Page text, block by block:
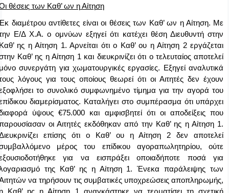
θέσεις των Καθ’ ων η Αίτηση
Εκ διαμέτρου αντίθετες είναι οι θέσεις των Καθ’ ων η Αίτηση. Με
Ε/Δ Χ.Α. ο ομνύων εξηγεί ότι κατέχει θέση Διευθυντή στην
ης η Αίτηση 1. Αρνείται ότι ο Καθ’ ου η Αίτηση 2 εργάζεται
Καθ’ ης η Αίτηση 1 και διευκρινίζει ότι ο τελευταίος αποτελεί
συνεργάτη για χωματουργικές εργασίες. Εξηγεί αναλυτικά
λόγους για τους οποίους θεωρεί ότι οι Αιτητές δεν έχουν
το συνολικό συμφωνημένο τίμημα για την αγορά του
διαμερίσματος. Καταλήγει στο συμπέρασμα ότι υπάρχει
ύψους €75.000 και αμφισβητεί ότι οι αποδείξεις που
οι Αιτητές εκδόθηκαν από την Καθ’ ης η Αίτηση 1.
επίσης ότι ο Καθ’ ου η Αίτηση 2 δεν αποτελεί
μέρος του επίδικου αγοραπωλητηρίου, ούτε
για να εισπράξει οποιαδήποτε ποσά για
της Καθ’ ης η Αίτηση 1. Ένεκα παράλειψης των
να τηρήσουν τις συμβατικές υποχρεώσεις αποπληρωμής,
Καθ’ ης η Αίτηση 1 αναγκάστηκε να τερματίσει τη σχετική